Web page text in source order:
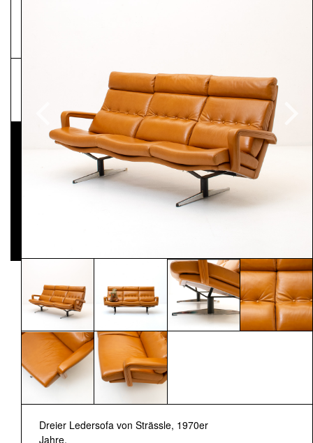
Dreier Ledersofa von Strässle, 1970er
Jahre.
Pressematerial